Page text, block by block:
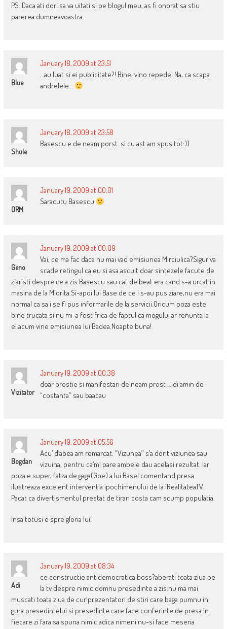
PS. Daca ati dori sa va uitati si pe blogul meu, as fi onorat sa stiu
parerea dumneavoastra.
Blue
January 18, 2009 at 23:51
…au luat si ei publicitate?! Bine, vino repede! Na, ca scapa
andrelele…
Shule
January 18, 2009 at 23:58
Basescu e de neam porst. si cu ast am spus tot:))
ORM
January 19, 2009 at 00:01
Saracutu Basescu
Geno
January 19, 2009 at 00:09
Vai, ce ma fac daca nu mai vad emisiunea Mirciulica?Sigur va
scade retingul ca eu si asa ascult doar sintezele facute de
ziaristi despre ce a zis Basescu sau cat de beat era cand s-a urcat in
masina de la Miorita.Si-apoi lui Base de ce i s-au pus ziare,nu era mai
normal ca sa i se fi pus informarile de la servicii.Oricum poza este
bine trucata si nu mi-a fost frica de faptul ca mogulul ar renunta la
el.acum vine emisiunea lui Badea.Noapte buna!
Vizitator
January 19, 2009 at 00:38
doar prostie si manifestari de neam prost …idi amin de
“costanta” sau baacau
Bogdan
January 19, 2009 at 05:56
Acu’ d’abea am remarcat. “Vizunea” s’a dorit viziunea sau
vizuina, pentru ca’mi pare ambele dau acelasi rezultat. Iar
poza e super, fatza de gaga(Goe) a lui Basel comentand presa
ilustreaza excelent interventia ipochimenului de la iRealitateaTV.
Pacat ca divertismentul prestat de tiran costa cam scump populatia.
Insa totusi e spre gloria lui!
Adi
January 19, 2009 at 08:34
ce constructie antidemocratica boss?aberati toata ziua pe
la tv despre nimic.domnu presedinte a zis:nu ma mai
muscati toata ziua de cur!prezentatori de stiri care baga pumnu in
gura presedintelui si presedinte care face conferinte de presa in
fiecare zi fara sa spuna nimic.adica nimeni nu-si face meseria